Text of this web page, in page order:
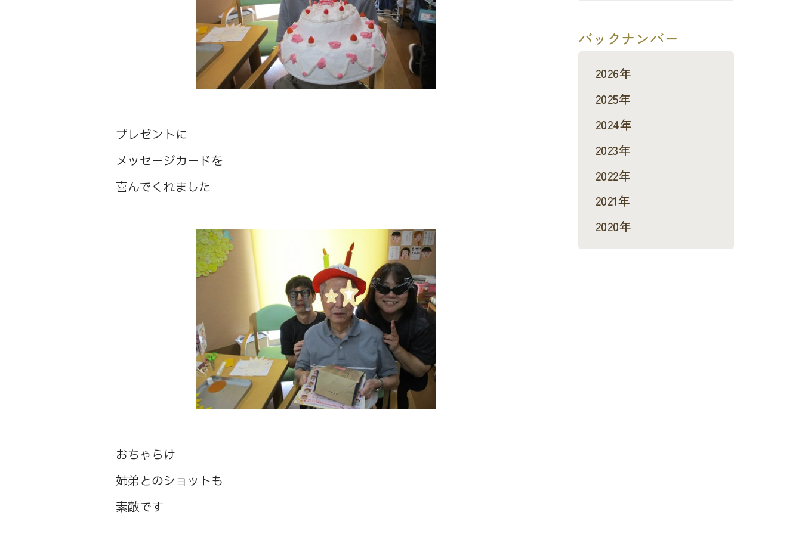
プレゼントに
メッセージカードを
喜んでくれました
おちゃらけ
姉弟とのショットも
素敵です
バックナンバー
2026年
2025年
2024年
2023年
2022年
2021年
2020年